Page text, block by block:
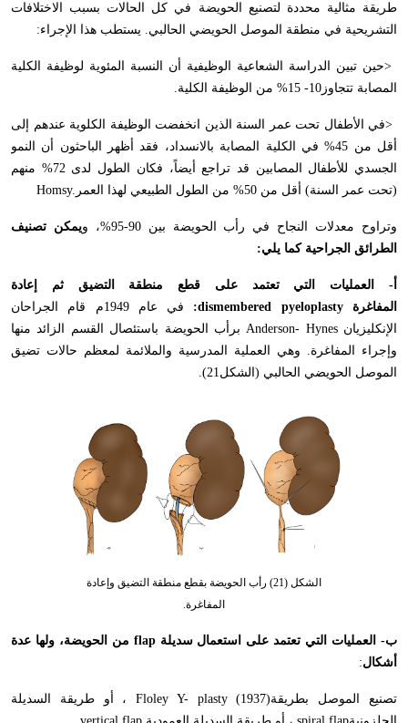
طريقة مثالية محددة لتصنيع الحويضة في كل الحالات بسبب الاختلافات
التشريحية في منطقة الموصل الحويضي الحالبي. يستطب هذا الإجراء:
>حين تبين الدراسة الشعاعية الوظيفية أن النسبة المئوية لوظيفة الكلية
المصابة تتجاوز10- 15% من الوظيفة الكلية
.
>في الأطفال تحت عمر السنة الذين انخفضت الوظيفة الكلوية عندهم إلى
أقل من 45% في الكلية المصابة بالانسداد، فقد أظهر الباحثون أن النمو
الجسدي للأطفال المصابين قد تراجع أيضاً، فكان الطول لدى 72% منهم
(تحت عمر السنة) أقل من 50% من الطول الطبيعي لهذا العمر
Homsy.
وتراوح معدلات النجاح في رأب الحويضة بين 90-95%، و
يمكن تصنيف
الطرائق الجراحية كما يلي:
أ- العمليات التي تعتمد على قطع منطقة التضيق ثم إعادة
المفاغرة :dismembered pyeloplasty
في عام 1949م قام الجراحان
الإنكليزيان Anderson- Hynes برأب الحويضة باستئصال القسم الزائد منها
وإجراء المفاغرة. وهي العملية المدرسية والملائمة لمعظم حالات تضيق
الموصل الحويضي الحالبي (الشكل21).
الشكل (21) رأب الحويضة بقطع منطقة التضيق وإعادة
المفاغرة.
ب- العمليات التي تعتمد على استعمال سديلة flap من الحويضة، ولها عدة
أشكال:
تصنيع الموصل بطريقةFloley Y- plasty (1937) ، أو طريقة السديلة